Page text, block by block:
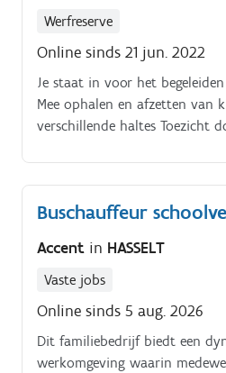
jongeren en rapporteert
plek door duidelijkheid en
Individuele ondersteuning: Je
maat, afgestemd op de
iedere jongere Administratie:
je iets? Dan willen we graag
Werfreserve
Online sinds 21 jun. 2022
Je staat in voor het
Mee ophalen en afzetten van
verschillende haltes Toezicht
middelbare school.
Buschauffeur
Accent in HASSELT
Vaste jobs
Online sinds 5 aug. 2026
Dit familiebedrijf biedt een
werkomgeving waarin